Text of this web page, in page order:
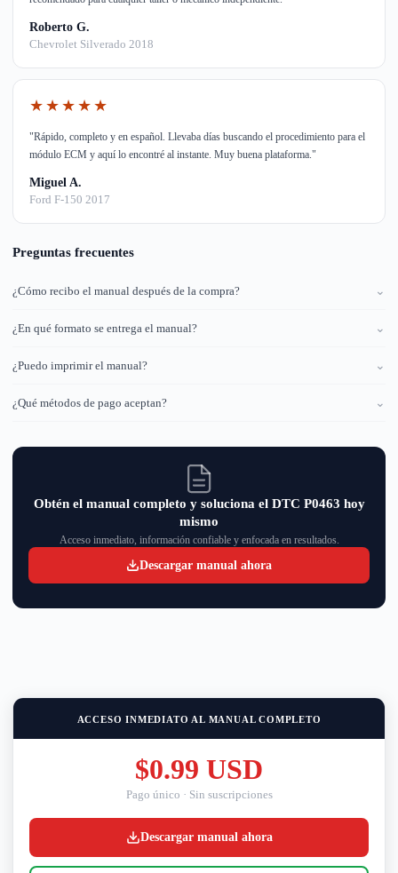
Roberto G.
Chevrolet Silverado 2018
★★★★★
"Rápido, completo y en español. Llevaba días buscando el procedimiento para el
módulo ECM y aquí lo encontré al instante. Muy buena plataforma."
Miguel A.
Ford F-150 2017
Preguntas frecuentes
¿Cómo recibo el manual después de la compra? ⌄
¿En qué formato se entrega el manual? ⌄
¿Puedo imprimir el manual? ⌄
¿Qué métodos de pago aceptan? ⌄
Obtén el manual completo y soluciona el DTC P0463 hoy
mismo
Acceso inmediato, información confiable y enfocada en resultados.
Descargar manual ahora
ACCESO INMEDIATO AL MANUAL COMPLETO
$0.99 USD
Pago único · Sin suscripciones
Descargar manual ahora